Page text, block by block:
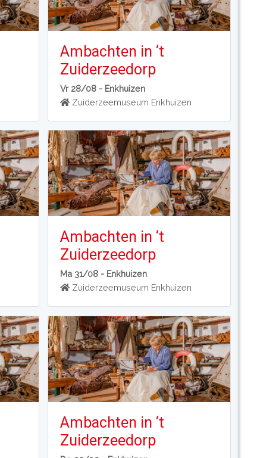
Ambachten in ‘t
Zuiderzeedorp
Vr 28/08 - Enkhuizen
Zuiderzeemuseum Enkhuizen
Ambachten in ‘t
Zuiderzeedorp
Ma 31/08 - Enkhuizen
Zuiderzeemuseum Enkhuizen
Ambachten in ‘t
Zuiderzeedorp